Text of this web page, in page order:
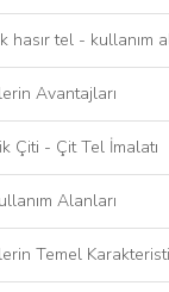
hasır tel - kullanım
Avantajları
Çiti - Çit Tel İmalatı
Alanları
Temel